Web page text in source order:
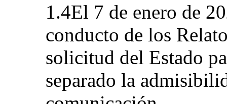
1.4El 7 de enero de
conducto de los
solicitud del Estado
separado la